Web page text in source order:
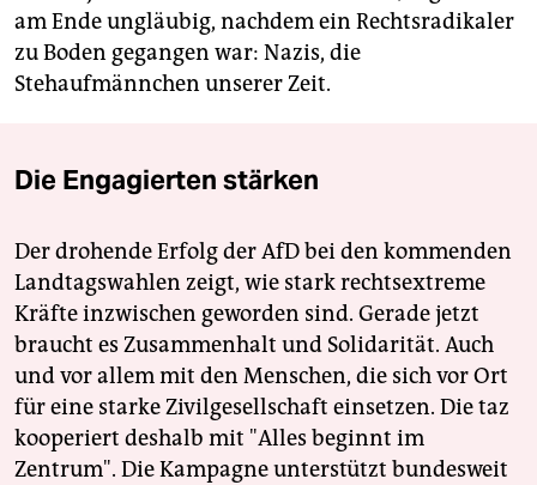
am Ende ungläubig, nachdem ein Rechtsradikaler
zu Boden gegangen war: Nazis, die
Stehaufmännchen unserer Zeit.
Die Engagierten stärken
Der drohende Erfolg der AfD bei den kommenden
Landtagswahlen zeigt, wie stark rechtsextreme
Kräfte inzwischen geworden sind. Gerade jetzt
braucht es Zusammenhalt und Solidarität. Auch
und vor allem mit den Menschen, die sich vor Ort
für eine starke Zivilgesellschaft einsetzen. Die taz
kooperiert deshalb mit "Alles beginnt im
Zentrum". Die Kampagne unterstützt bundesweit